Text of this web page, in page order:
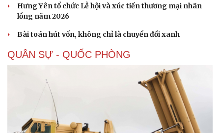
Hưng Yên tổ chức Lễ hội và xúc tiến thương mại nhãn
lồng năm 2026
Bài toán hút vốn, không chỉ là chuyển đổi xanh
QUÂN SỰ - QUỐC PHÒNG